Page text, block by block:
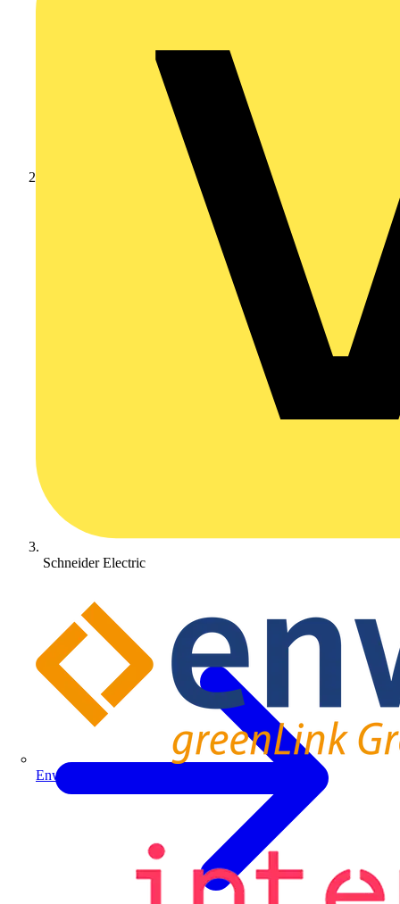
Enwitec
Schneider Electric